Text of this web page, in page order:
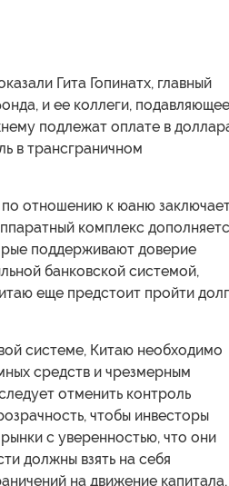
Гита Гопинатх, главный
и ее коллеги, подавляющее
подлежат оплате в
в трансграничном
отношению к юаню
комплекс
поддерживают доверие
банковской системой,
еще предстоит пройти
системе, Китаю необходимо
средств и чрезмерным
отменить контроль
чтобы инвесторы
с уверенностью, что они
должны взять на себя
на движение капитала,